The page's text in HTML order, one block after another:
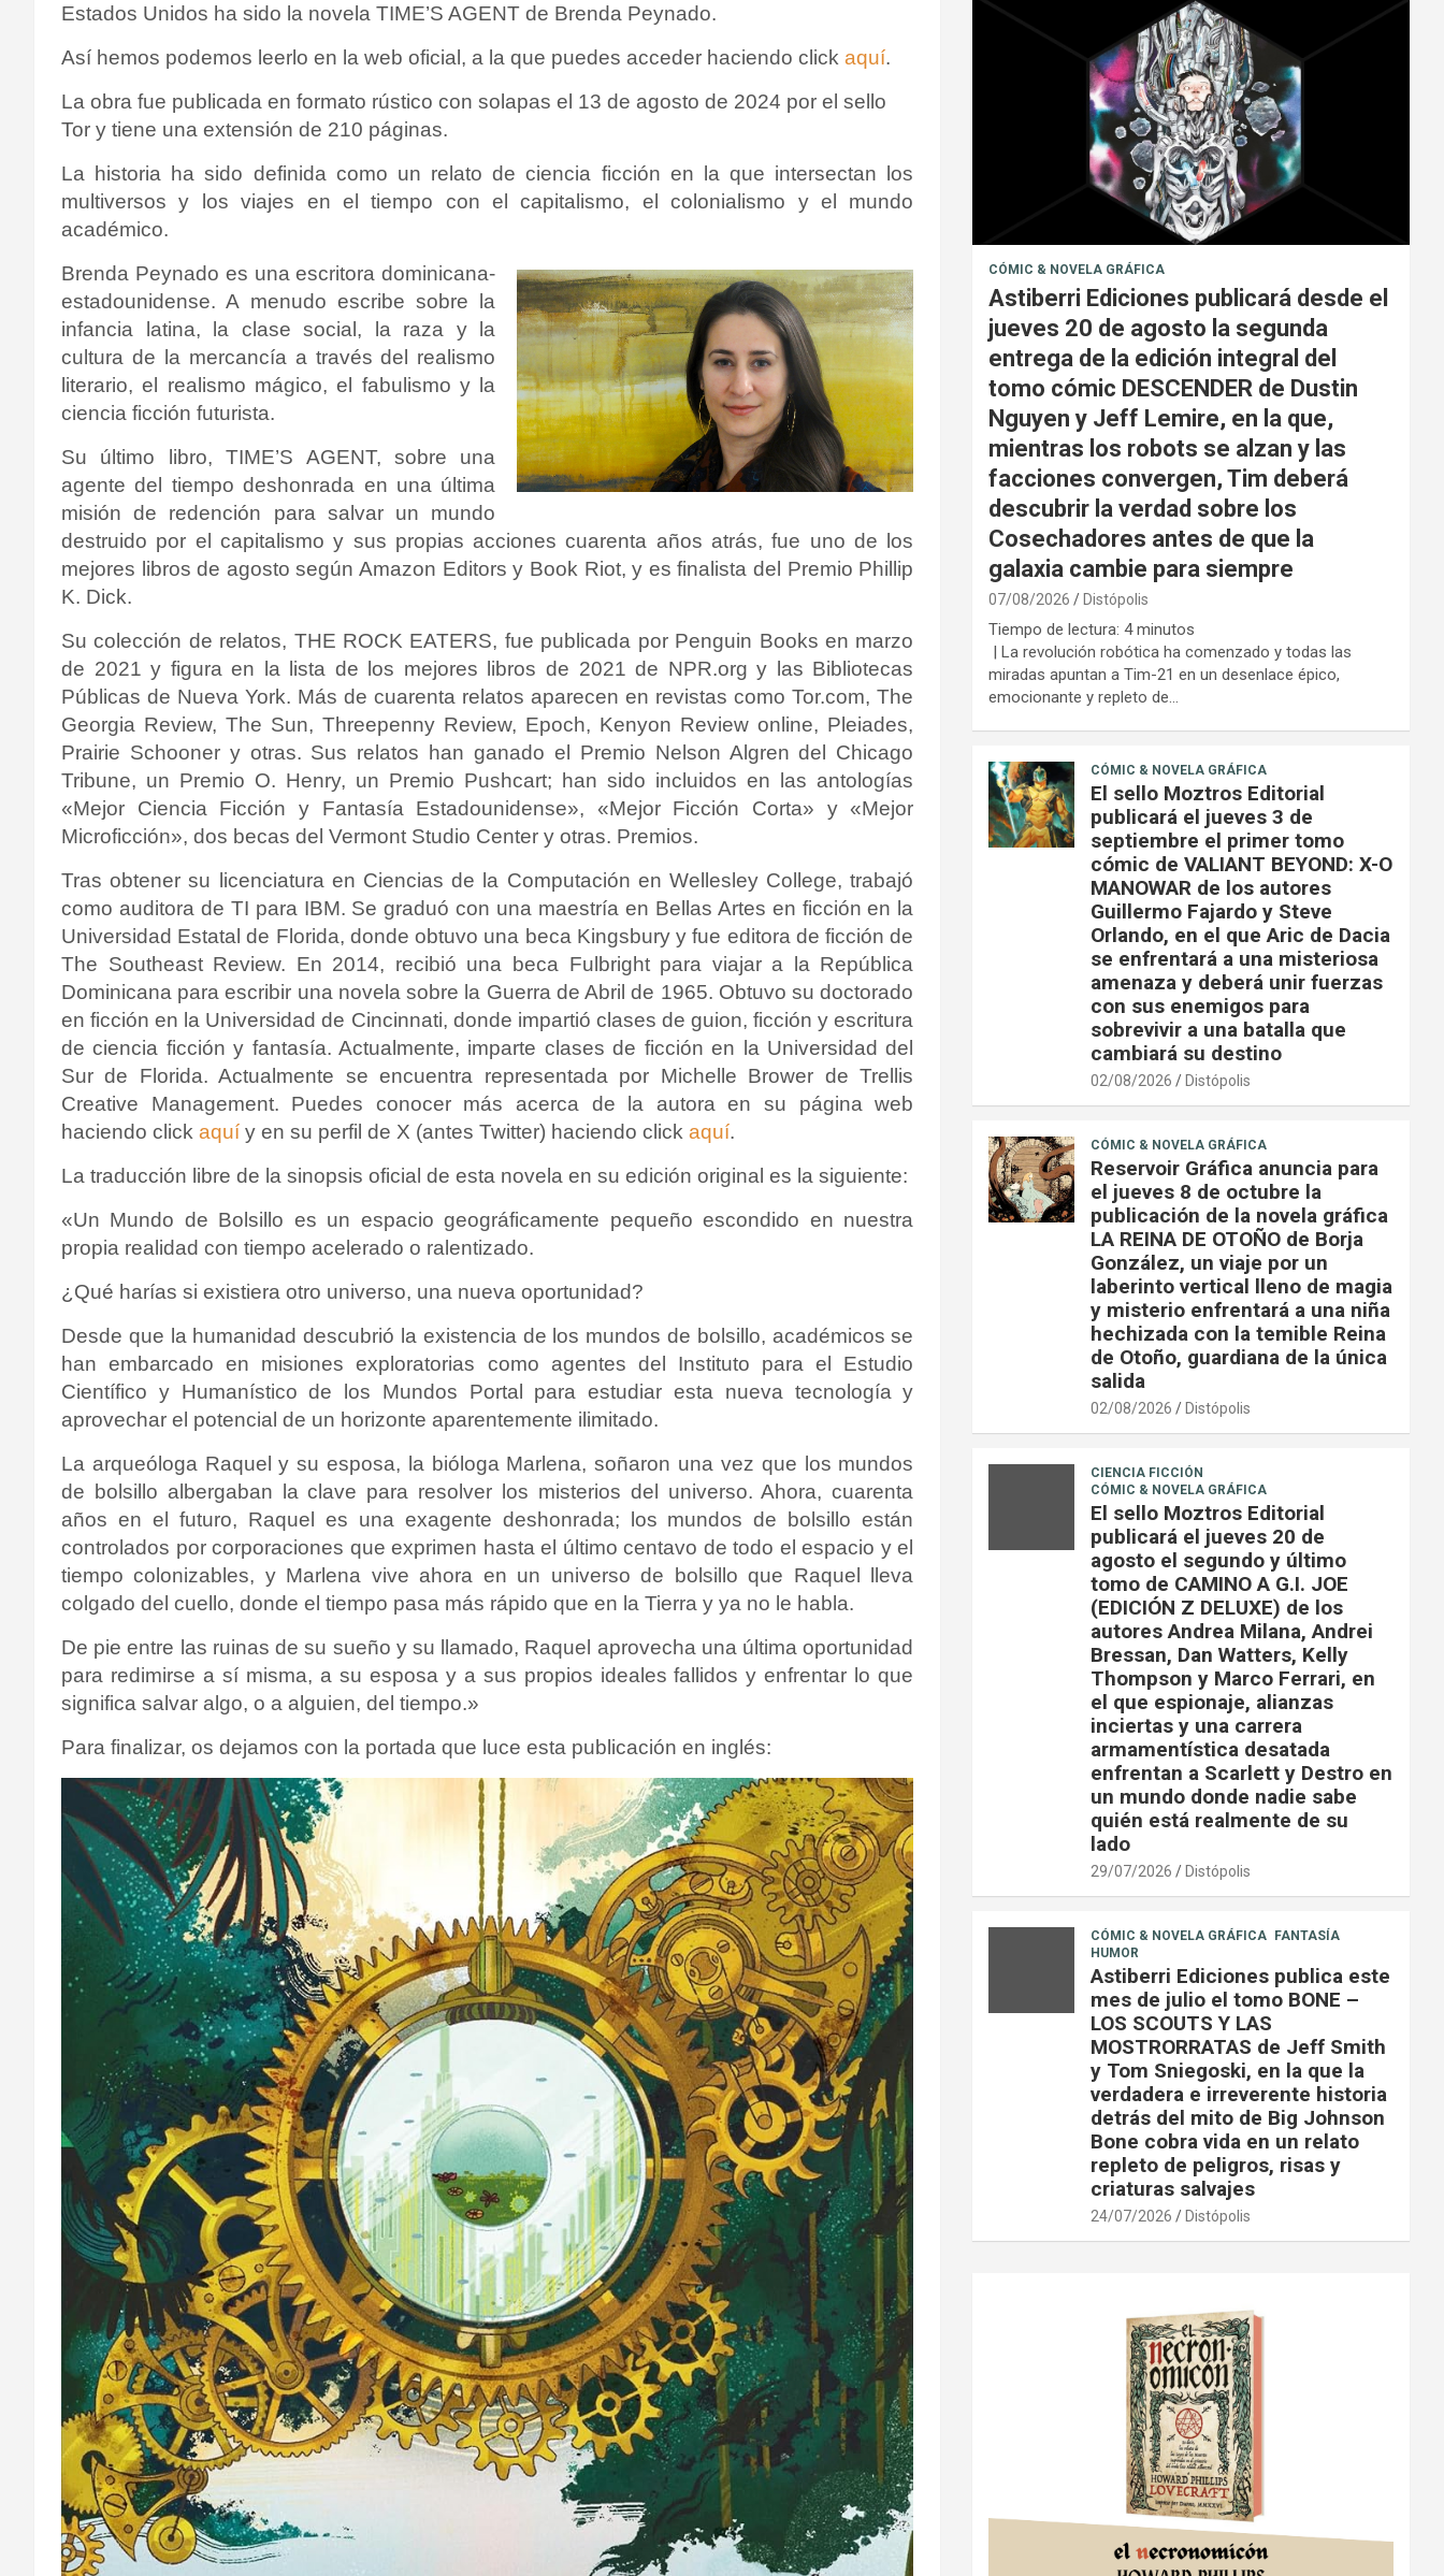
Estados Unidos ha sido la novela TIME’S AGENT de Brenda Peynado.
Así hemos podemos leerlo en la web oficial, a la que puedes acceder haciendo click aquí.
La obra fue publicada en formato rústico con solapas el 13 de agosto de 2024 por el sello
Tor y tiene una extensión de 210 páginas.
La historia ha sido definida como un relato de ciencia ficción en la que intersectan los
multiversos y los viajes en el tiempo con el capitalismo, el colonialismo y el mundo
académico.
Brenda Peynado es una escritora dominicana-
estadounidense. A menudo escribe sobre la
infancia latina, la clase social, la raza y la
cultura de la mercancía a través del realismo
literario, el realismo mágico, el fabulismo y la
ciencia ficción futurista.
Su último libro, TIME’S AGENT, sobre una
agente del tiempo deshonrada en una última
misión de redención para salvar un mundo
destruido por el capitalismo y sus propias acciones cuarenta años atrás, fue uno de los
mejores libros de agosto según Amazon Editors y Book Riot, y es finalista del Premio Phillip
K. Dick.
Su colección de relatos, THE ROCK EATERS, fue publicada por Penguin Books en marzo
de 2021 y figura en la lista de los mejores libros de 2021 de NPR.org y las Bibliotecas
Públicas de Nueva York. Más de cuarenta relatos aparecen en revistas como Tor.com, The
Georgia Review, The Sun, Threepenny Review, Epoch, Kenyon Review online, Pleiades,
Prairie Schooner y otras. Sus relatos han ganado el Premio Nelson Algren del Chicago
Tribune, un Premio O. Henry, un Premio Pushcart; han sido incluidos en las antologías
«Mejor Ciencia Ficción y Fantasía Estadounidense», «Mejor Ficción Corta» y «Mejor
Microficción», dos becas del Vermont Studio Center y otras. Premios.
Tras obtener su licenciatura en Ciencias de la Computación en Wellesley College, trabajó
como auditora de TI para IBM. Se graduó con una maestría en Bellas Artes en ficción en la
Universidad Estatal de Florida, donde obtuvo una beca Kingsbury y fue editora de ficción de
The Southeast Review. En 2014, recibió una beca Fulbright para viajar a la República
Dominicana para escribir una novela sobre la Guerra de Abril de 1965. Obtuvo su doctorado
en ficción en la Universidad de Cincinnati, donde impartió clases de guion, ficción y escritura
de ciencia ficción y fantasía. Actualmente, imparte clases de ficción en la Universidad del
Sur de Florida. Actualmente se encuentra representada por Michelle Brower de Trellis
Creative Management. Puedes conocer más acerca de la autora en su página web
haciendo click aquí y en su perfil de X (antes Twitter) haciendo click aquí.
La traducción libre de la sinopsis oficial de esta novela en su edición original es la siguiente:
«Un Mundo de Bolsillo es un espacio geográficamente pequeño escondido en nuestra
propia realidad con tiempo acelerado o ralentizado.
¿Qué harías si existiera otro universo, una nueva oportunidad?
Desde que la humanidad descubrió la existencia de los mundos de bolsillo, académicos se
han embarcado en misiones exploratorias como agentes del Instituto para el Estudio
Científico y Humanístico de los Mundos Portal para estudiar esta nueva tecnología y
aprovechar el potencial de un horizonte aparentemente ilimitado.
La arqueóloga Raquel y su esposa, la bióloga Marlena, soñaron una vez que los mundos
de bolsillo albergaban la clave para resolver los misterios del universo. Ahora, cuarenta
años en el futuro, Raquel es una exagente deshonrada; los mundos de bolsillo están
controlados por corporaciones que exprimen hasta el último centavo de todo el espacio y el
tiempo colonizables, y Marlena vive ahora en un universo de bolsillo que Raquel lleva
colgado del cuello, donde el tiempo pasa más rápido que en la Tierra y ya no le habla.
De pie entre las ruinas de su sueño y su llamado, Raquel aprovecha una última oportunidad
para redimirse a sí misma, a su esposa y a sus propios ideales fallidos y enfrentar lo que
significa salvar algo, o a alguien, del tiempo.»
Para finalizar, os dejamos con la portada que luce esta publicación en inglés:
CÓMIC & NOVELA GRÁFICA
Astiberri Ediciones publicará desde el
jueves 20 de agosto la segunda
entrega de la edición integral del
tomo cómic DESCENDER de Dustin
Nguyen y Jeff Lemire, en la que,
mientras los robots se alzan y las
facciones convergen, Tim deberá
descubrir la verdad sobre los
Cosechadores antes de que la
galaxia cambie para siempre
07/08/2026 Distópolis
Tiempo de lectura: 4 minutos
| La revolución robótica ha comenzado y todas las
miradas apuntan a Tim-21 en un desenlace épico,
emocionante y repleto de…
CÓMIC & NOVELA GRÁFICA
El sello Moztros Editorial
publicará el jueves 3 de
septiembre el primer tomo
cómic de VALIANT BEYOND: X-O
MANOWAR de los autores
Guillermo Fajardo y Steve
Orlando, en el que Aric de Dacia
se enfrentará a una misteriosa
amenaza y deberá unir fuerzas
con sus enemigos para
sobrevivir a una batalla que
cambiará su destino
02/08/2026 Distópolis
CÓMIC & NOVELA GRÁFICA
Reservoir Gráfica anuncia para
el jueves 8 de octubre la
publicación de la novela gráfica
LA REINA DE OTOÑO de Borja
González, un viaje por un
laberinto vertical lleno de magia
y misterio enfrentará a una niña
hechizada con la temible Reina
de Otoño, guardiana de la única
salida
02/08/2026 Distópolis
CIENCIA FICCIÓN
CÓMIC & NOVELA GRÁFICA
El sello Moztros Editorial
publicará el jueves 20 de
agosto el segundo y último
tomo de CAMINO A G.I. JOE
(EDICIÓN Z DELUXE) de los
autores Andrea Milana, Andrei
Bressan, Dan Watters, Kelly
Thompson y Marco Ferrari, en
el que espionaje, alianzas
inciertas y una carrera
armamentística desatada
enfrentan a Scarlett y Destro en
un mundo donde nadie sabe
quién está realmente de su
lado
29/07/2026 Distópolis
CÓMIC & NOVELA GRÁFICA
FANTASÍA
HUMOR
Astiberri Ediciones publica este
mes de julio el tomo BONE –
LOS SCOUTS Y LAS
MOSTRORRATAS de Jeff Smith
y Tom Sniegoski, en la que la
verdadera e irreverente historia
detrás del mito de Big Johnson
Bone cobra vida en un relato
repleto de peligros, risas y
criaturas salvajes
24/07/2026 Distópolis